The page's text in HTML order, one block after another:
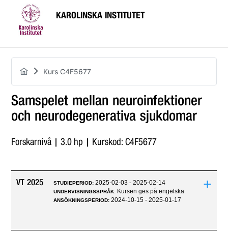
KAROLINSKA INSTITUTET
Kurs C4F5677
Samspelet mellan neuroinfektioner
och neurodegenerativa sjukdomar
Forskarnivå | 3.0 hp | Kurskod: C4F5677
VT 2025 STUDIEPERIOD:2025-02-03 - 2025-02-14
UNDERVISNINGSSPRÅK: Kursen ges på engelska
ANSÖKNINGSPERIOD:2024-10-15 - 2025-01-17
+